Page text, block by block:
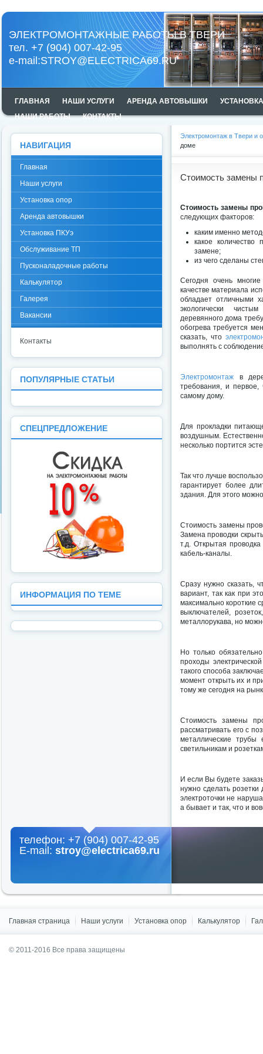
ЭЛЕКТРОМОНТАЖНЫЕ РАБОТЫ В ТВЕРИ
тел. +7 (904) 007-42-95
e-mail:STROY@ELECTRICA69.RU
ГЛАВНАЯ НАШИ УСЛУГИ АРЕНДА АВТОВЫШКИ
НАШИ РАБОТЫ
КОНТАКТЫ
Электромонтаж в Твери и
доме
Стоимость замены
Стоимость замены
следующих факторов:
каким именно
какое количество
замене;
из чего сделаны
Сегодня очень
качестве материала
обладает отличными
экологически
деревянного дома
обогрева требуется
сказать, что
выполнять с
Электромонтаж в
требования, и
самому дому.
Для прокладки
воздушным.
несколько портится
Так что лучше
гарантирует более
здания. Для этого
Стоимость замены
Замена проводки
т.д. Открытая
кабель-каналы.
Сразу нужно сказать,
вариант, так как при
максимально короткие
выключателей,
металлорукава, но
Но только
проходы
такого способа
момент открыть их и
тому же сегодня на
Стоимость замены
рассматривать его с
металлические
светильникам и
И если Вы будете
нужно сделать
электроточки не
а бывает и так, что и
НАВИГАЦИЯ
Главная
Наши услуги
Установка опор
Аренда автовышки
Установка ПКУэ
Обслуживание ТП
Пусконаладочные работы
Калькулятор
Галерея
Вакансии
Контакты
ПОПУЛЯРНЫЕ СТАТЬИ
СПЕЦПРЕДЛОЖЕНИЕ
ИНФОРМАЦИЯ ПО ТЕМЕ
телефон: +7 (904) 007-42-95
E-mail: stroy@electrica69.ru
Главная страница Наши услуги Установка опор Калькулятор
© 2011-2016 Все права защищены